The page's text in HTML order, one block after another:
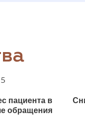
пациента в
обращения